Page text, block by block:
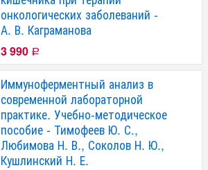
онкологических заболеваний -
А. В. Каграманова
3 990 Р
Иммуноферментный анализ в
современной лабораторной
практике. Учебно-методическое
пособие - Тимофеев Ю. С.,
Любимова Н. В., Соколов Н. Ю.,
Кушлинский Н. Е.